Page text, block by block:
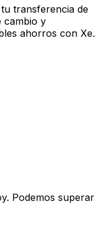
transferencia de
cambio y
ahorros con Xe.
Podemos superar